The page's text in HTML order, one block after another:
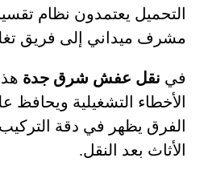
التحميل يعتمدون نظام
مشرف ميداني إلى فريق
في نقل عفش شرق جدة
الأخطاء التشغيلية ويحافظ
الفرق يظهر في دقة التركيب
الأثاث بعد النقل.